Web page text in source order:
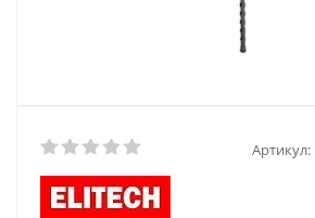
Артикул: